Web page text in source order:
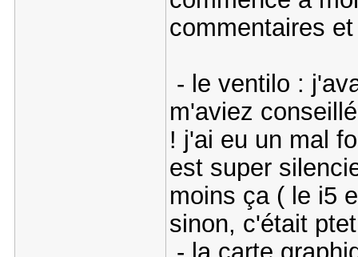
commentaires
- le ventilo :
m'aviez
! j'ai eu un mal
est super
moins ça ( le i5
sinon, c'était
- la carte